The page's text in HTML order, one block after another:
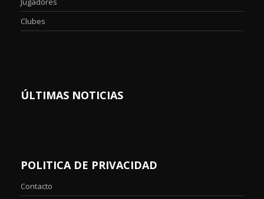
Clubes
ÚLTIMAS NOTICIAS
POLITICA DE PRIVACIDAD
Contacto